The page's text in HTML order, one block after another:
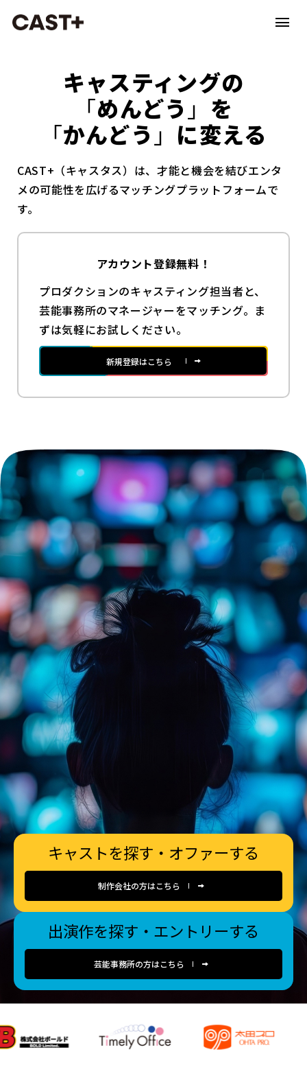
キャスティングの
「めんどう 」 を
「かんどう 」 に変える
CAST+（キャスタス）は、才能と機会を結びエンタ
メの可能性を広げるマッチングプラットフォームで
す。
アカウント登録無料！
プロダクションのキャスティング担当者と、
芸能事務所のマネージャーをマッチング。ま
ずは気軽にお試しください。
新規登録はこちら
キャストを探す・オファーする
制作会社の方はこちら
出演作を探す・エントリーする
芸能事務所の方はこちら